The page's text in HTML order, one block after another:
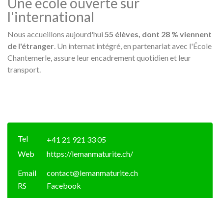
l'international
Nous accueillons aujourd'hui 55 élèves, dont 28 % viennent
de l'étranger . Un internat intégré, en partenariat avec l'École
Chantemerle, assure leur encadrement quotidien et leur
transport.
Tel
+41 21 921 33 05
Web
https://lemanmaturite.ch/
Email
contact@lemanmaturite.ch
RS
Facebook